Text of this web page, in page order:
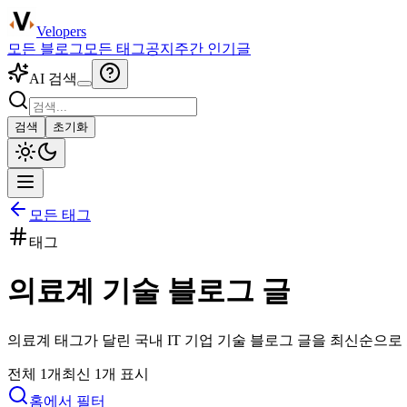
Velopers
모든 블로그 모든 태그공지 주간 인기글
AI 검색
검색 초기화
모든 태그
태그
의료계 기술 블로그 글
의료계 태그가 달린 국내 IT 기업 기술 블로그 글을 최신순으로
전체 1개 최신 1개 표시
홈에서 필터